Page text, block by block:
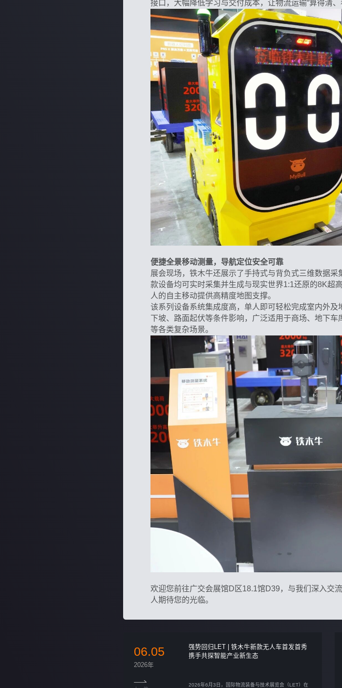
接口，大幅降低学习与交付成本，让物流运输“算得清、
便捷全景移动测量，导航定位安全可靠
展会现场，铁木牛还展示了手持式与背负式三维数据
款设备均可实时采集并生成与现实世界1:1还原的8K超
人的自主移动提供高精度地图支撑。
该系列设备系统集成度高，单人即可轻松完成室内外
下坡、路面起伏等条件影响，广泛适用于商场、地下
等各类复杂场景。
欢迎您前往广交会展馆D区18.1馆D39，与我们深入交
人期待您的光临。
06.05
2026年
强势回归LET | 铁木牛新款无人车首发首秀
携手共探智能产业新生态
2026年6月3日，国际物流装备与技术展览会（LET）在